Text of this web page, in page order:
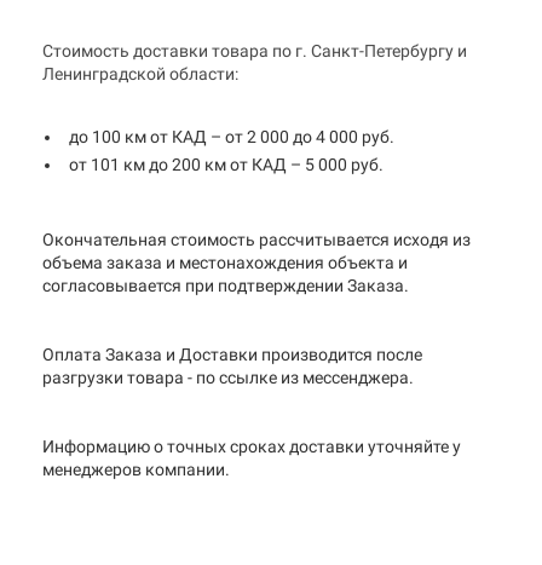
Стоимость доставки товара по г. Санкт-Петербургу и
Ленинградской области:
до 100 км от КАД – от 2 000 до 4 000 руб.
от 101 км до 200 км от КАД – 5 000 руб.
Окончательная стоимость рассчитывается исходя из
объема заказа и местонахождения объекта и
согласовывается при подтверждении Заказа.
Оплата Заказа и Доставки производится после
разгрузки товара - по ссылке из мессенджера.
Информацию о точных сроках доставки уточняйте у
менеджеров компании.